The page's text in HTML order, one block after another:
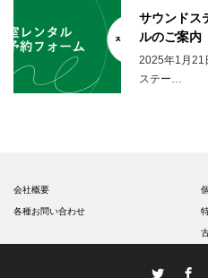
サウンドス
ルのご案内
2025年1月21
ステー…
会社概要
各種お問い合わせ
InstagramRSS